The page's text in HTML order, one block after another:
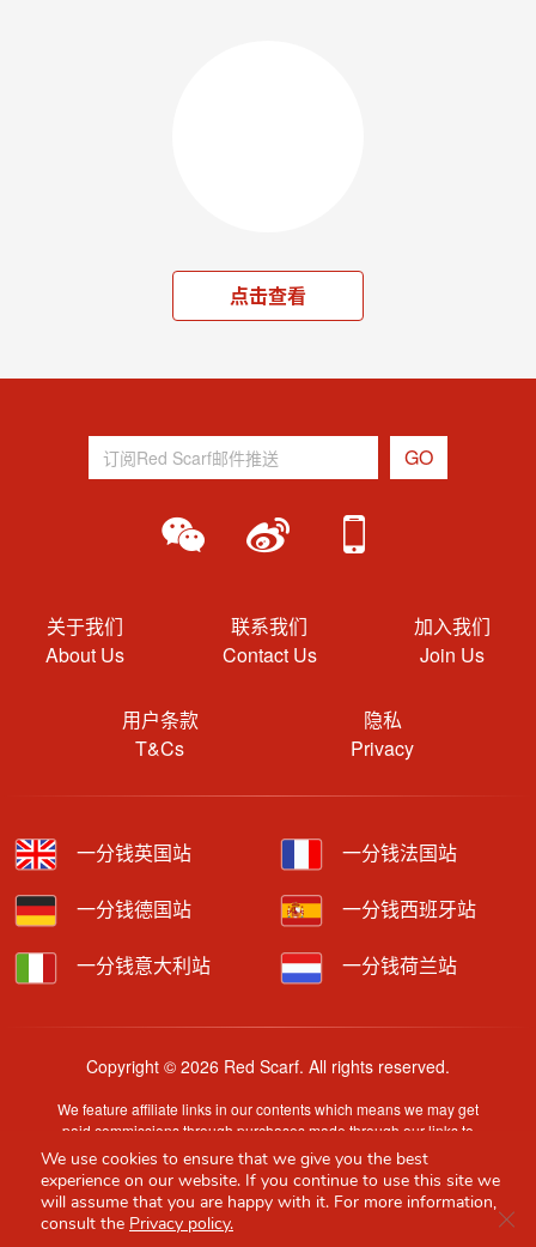
点击查看
关于我们
About Us
联系我们
Contact Us
加入我们
Join Us
用户条款
T&Cs
隐私
Privacy
一分钱英国站 一分钱法国站
一分钱德国站 一分钱西班牙站
一分钱意大利站 一分钱荷兰站
Copyright © 2026 Red Scarf. All rights reserved.
We feature affiliate links in our contents which means we may get
paid commissions through purchases made through our links to
retailer sites.
Content is provided by users, brands or merchants. Some
information may have been generated by AI and is provided for
guidance only. Accuracy and availability may change without prior
We use cookies to ensure that we give you the best
experience on our website. If you continue to use this site we
will assume that you are happy with it. For more information,
consult the Privacy policy.